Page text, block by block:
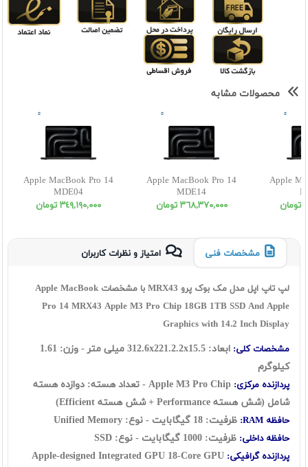
محصولات مشابه
Apple MacBook Pro 14
MDE04
٣٤٩,١٩٠,٠٠٠ تومان
Apple MacBook Pro 14
MDE14
٣٦٨,٣٧٠,٠٠٠ تومان
Apple
مشخصات فنی امتیاز و نظرات کاربران
لپ تاپ اپل مدل مک بوک پرو MRX43 با مشخصات Apple MacBook
Pro 14 MRX43 Apple M3 Pro Chip 18GB 1TB SSD And Apple
Graphics with 14.2 Inch Display
مشخصات کلی:
ابعاد: 312.6x221.2.2x15.5 میلی متر - وزن: 1.61
کیلوگرم
پردازنده مرکزی:
Apple M3 Pro Chip - تعداد هسته: دوازده هسته
شامل (شش هسته Performance + شش هسته Efficient)
حافظه RAM: ظرفیت: 18 گیگابایت - نوع: Unified Memory
حافظه داخلی: ظرفیت: 1000 گیگابایت - نوع: SSD
پردازنده گرافیکی: Apple-designed Integrated GPU 18-Core GPU